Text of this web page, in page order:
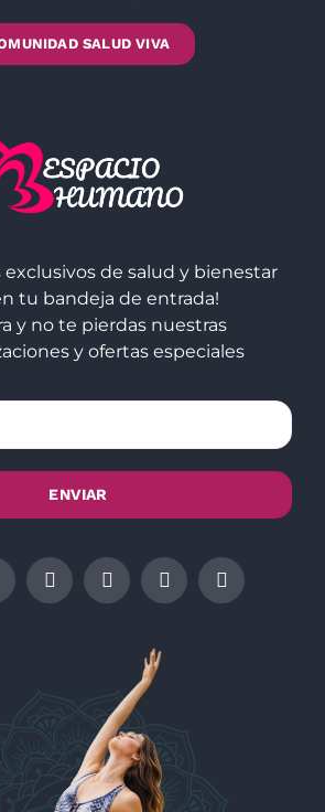
SALUD VIVA
exclusivos de salud y bienestar
tu bandeja de entrada!
y no te pierdas nuestras
y ofertas especiales